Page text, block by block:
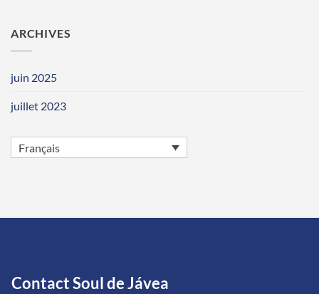
ARCHIVES
juin 2025
juillet 2023
Français
Contact Soul de Jávea